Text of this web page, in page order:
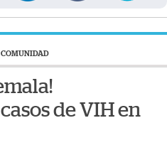
COMUNIDAD
de VIH en